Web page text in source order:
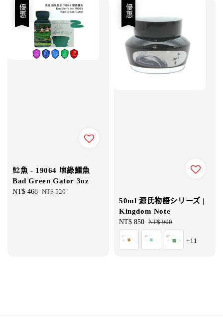
優惠
鯰魚 - 19064 壞綠鱷魚
Bad Green Gator 3oz
Sale
NT$ 468 Regular
NT$ 520
優惠
50ml 源氏物語シリーズ |
Kingdom Note
Sale
price
NT$ 850 Regular
price
NT$ 900
+11